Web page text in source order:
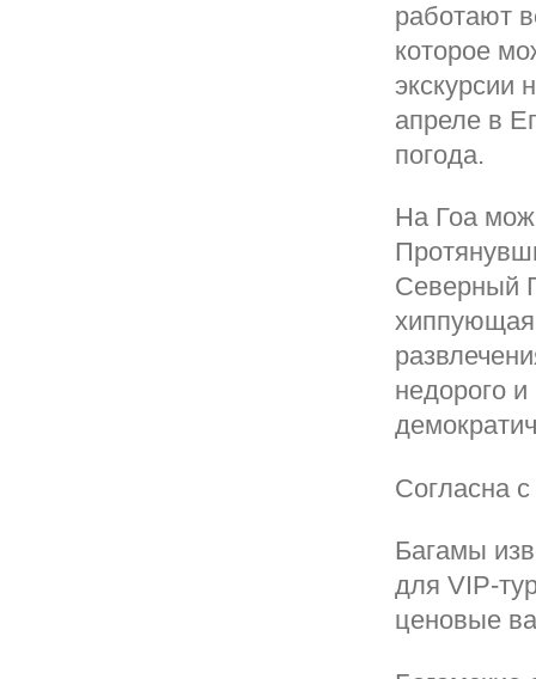
работают
которое
экскурсии
апреле в
погода.
На Гоа
Северный
хиппующая
недорого
Согласна
Багамы
для VIP-
ценовые